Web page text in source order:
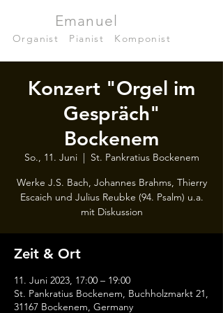
Emanuel
Organist Pianist Komponist
Konzert "Orgel im
Gespräch"
Bockenem
So., 11. Juni
  |
St. Pankratius Bockenem
Werke J.S. Bach, Johannes Brahms, Thierry
Escaich und Julius Reubke (94. Psalm) u.a.
mit Diskussion
Zeit & Ort
11. Juni 2023, 17:00 – 19:00
St. Pankratius Bockenem, Buchholzmarkt 21,
31167 Bockenem, Germany